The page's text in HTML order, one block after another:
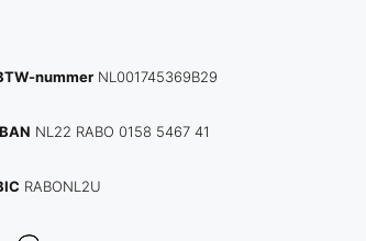
nummer NL001745369B29
NL22 RABO 0158 5467 41
RABONL2U